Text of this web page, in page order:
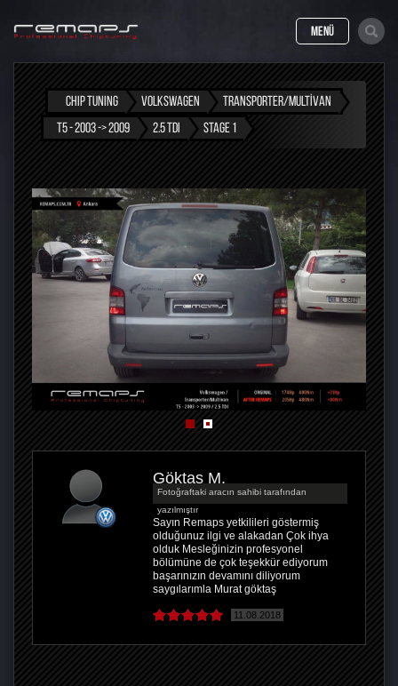
MENÜ
CHIP TUNING VOLKSWAGEN
TRANSPORTER/MULTIVAN
T5 - 2003 -> 2009
2.5 TDI STAGE 1
Göktaş M.
Fotoğraftaki aracın sahibi tarafından
yazılmıştır
Sayın Remaps yetkilileri göstermiş
olduğunuz ilgi ve alakadan Çok ihya
olduk Mesleğinizin profesyonel
bölümüne de çok teşekkür ediyorum
başarınızın devamını diliyorum
saygılarımla Murat göktaş
11.08.2018